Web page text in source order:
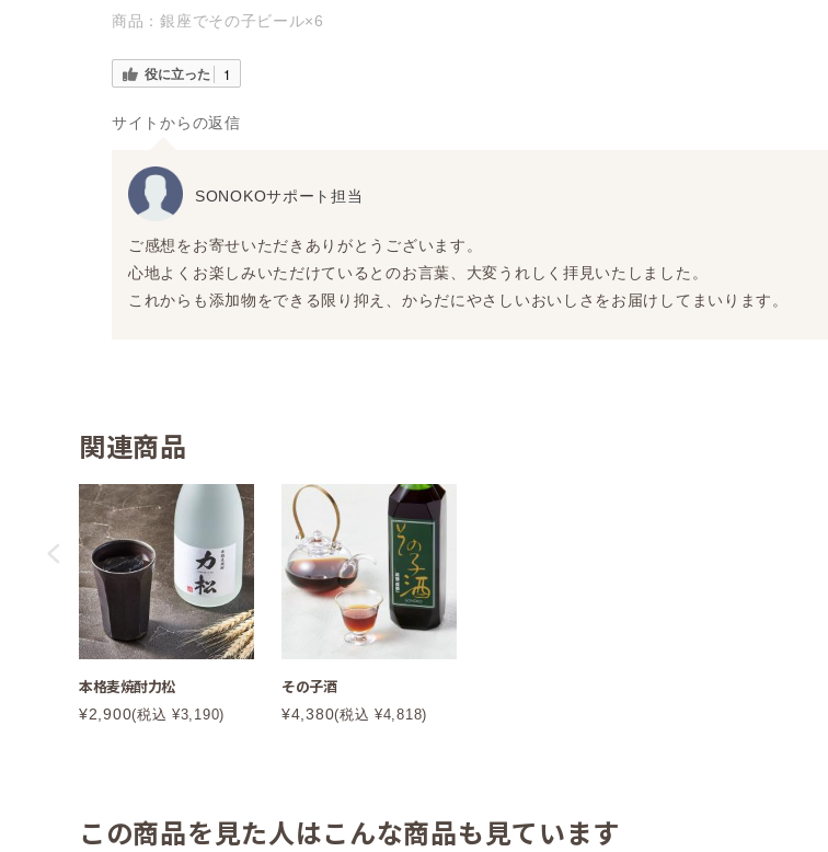
商品：銀座でその子ビール×6
役に立った 1
サイトからの返信
SONOKOサポート担当
ご感想をお寄せいただきありがとうございます。
心地よくお楽しみいただけているとのお言葉、大変うれしく拝見いたしました。
これからも添加物をできる限り抑え、からだにやさしいおいしさをお届けしてまいります。
関連商品
本格麦焼酎力松
¥2,900(税込 ¥3,190)
その子酒
¥4,380(税込 ¥4,818)
この商品を見た人はこんな商品も見ています